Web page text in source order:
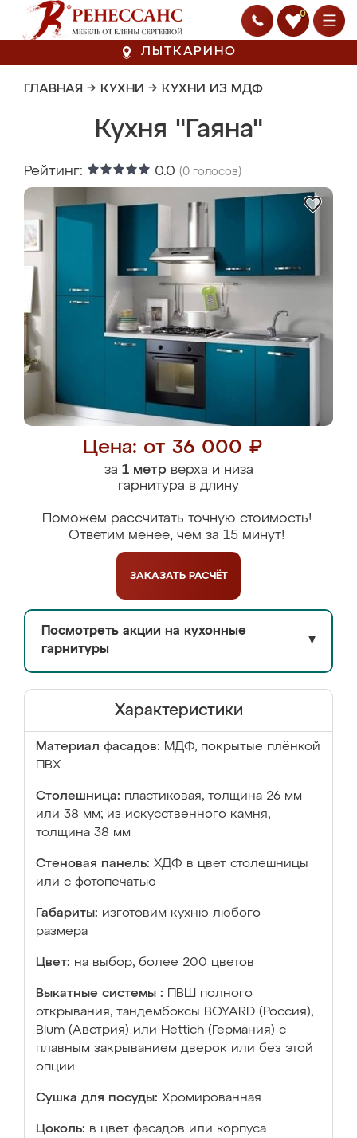
0
ЛЫТКАРИНО
ГЛАВНАЯ → КУХНИ → КУХНИ ИЗ МДФ
Кухня "Гаяна"
Рейтинг: 0.0 (0 голосов)
Цена: от 36 000 ₽
за 1 метрверха и низа
гарнитура в длину
Поможем рассчитать точную стоимость!
Ответим менее, чем за 15 минут!
ЗАКАЗАТЬ РАСЧЁТ
Посмотреть акции на кухонные
гарнитуры
▼
Характеристики
Материал фасадов: МДФ, покрытые плёнкой
ПВХ
Столешница: пластиковая, толщина 26 мм
или 38 мм; из искусственного камня,
толщина 38 мм
Стеновая панель: ХДФ в цвет столешницы
или с фотопечатью
Габариты: изготовим кухню любого
размера
Цвет: на выбор, более 200 цветов
Выкатные системы :
ПВШ полного
открывания, тандембоксы BOYARD (Россия),
Blum (Австрия) или Hettich (Германия) с
плавным закрыванием дверок или без этой
опции
Сушка для посуды: Хромированная
Цоколь: в цвет фасадов или корпуса